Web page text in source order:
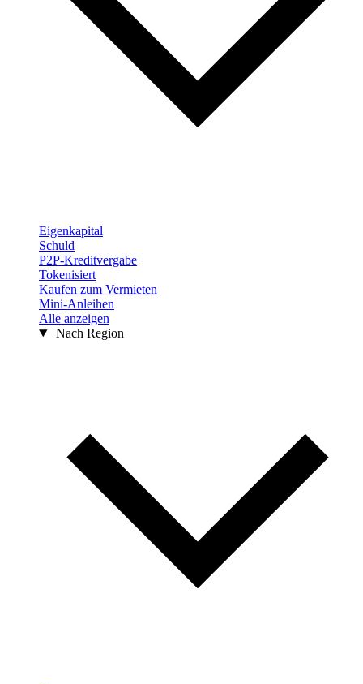
Eigenkapital
Schuld
P2P-Kreditvergabe
Tokenisiert
Kaufen zum Vermieten
Mini-Anleihen
Alle anzeigen
Nach Region